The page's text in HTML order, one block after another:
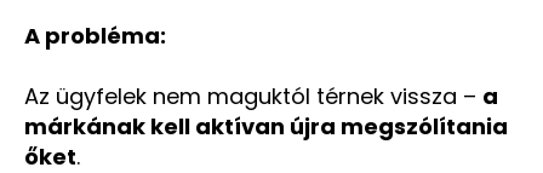
A probléma:
Az ügyfelek nem maguktól térnek vissza – a
márkának kell aktívan újra megszólítania
őket.